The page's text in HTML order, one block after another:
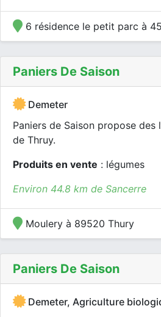
6 résidence le petit parc à
Paniers De Saison
Demeter
Paniers de Saison propose des
de Thruy.
Produits en vente : légumes
Environ 44.8 km de Sancerre
Moulery à 89520 Thury
Paniers De Saison
Demeter, Agriculture